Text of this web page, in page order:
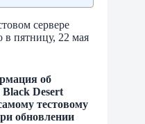
сервере
пятницу, 22 мая
об
Black Desert
тестовому
обновлении